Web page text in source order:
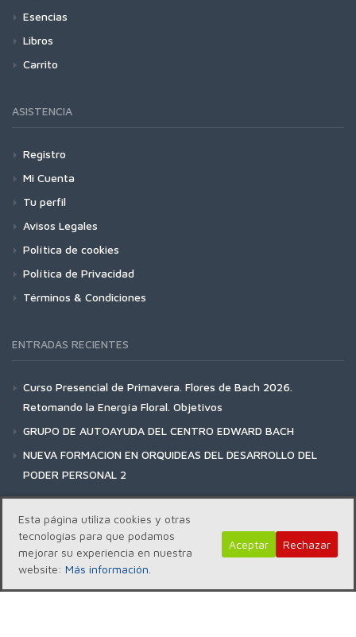
Esencias
Libros
Carrito
ASISTENCIA
Registro
Mi Cuenta
Tu perfil
Avisos Legales
Política de cookies
Política de Privacidad
Términos & Condiciones
ENTRADAS RECIENTES
Curso Presencial de Primavera. Flores de Bach 2026.
Retomando la Energía Floral. Objetivos
GRUPO DE AUTOAYUDA DEL CENTRO EDWARD BACH
NUEVA FORMACION EN ORQUIDEAS DEL DESARROLLO DEL
PODER PERSONAL 2
Copyright | Centro Edward Bach © 2018
Esta página utiliza cookies y otras
tecnologías para que podamos
mejorar su experiencia en nuestra
website: Más información.
Aceptar Rechazar